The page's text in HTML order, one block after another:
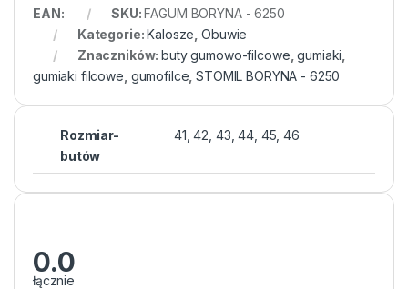
EAN: SKU:FAGUM BORYNA - 6250
Kategorie:Kalosze ,Obuwie
Znaczników:buty gumowo-filcowe ,gumiaki
gumiaki filcowe gumofilce ,STOMIL BORYNA - 6250
Rozmiar-
butów
41, 42, 43, 44, 45, 46
0.0
łącznie